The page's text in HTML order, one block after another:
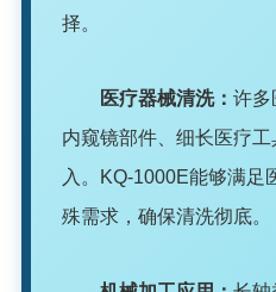
择。
医疗器械清洗： 许多
内窥镜部件、细长医疗
入。KQ-1000E能够满足
殊需求，确保清洗彻底。